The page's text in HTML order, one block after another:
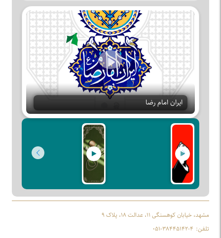
Play
ایران امام رضا
مشهد، خیابان کوهسنگی ۱۱، عدالت ۱۸، پلاک ۹
تلفن: ۰۵۱-۳۸۴۴۵۱۴۲-۴